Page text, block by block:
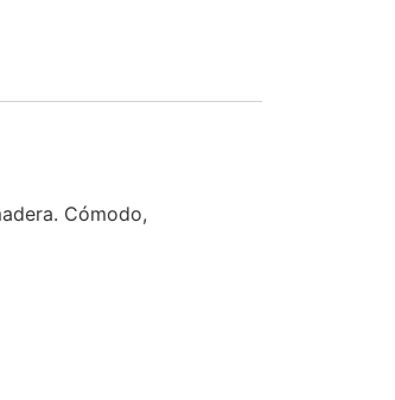
Cómodo,